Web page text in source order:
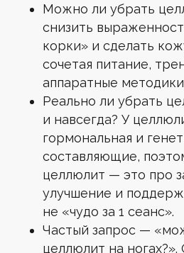
Можно ли убрать
снизить
корки» и сделать
сочетая питание,
аппаратные
Реально ли убрать
и навсегда? У
гормональная и
составляющие,
целлюлит — это про
улучшение и
не «чудо за 1 сеанс».
Частый запрос —
целлюлит на ногах?».